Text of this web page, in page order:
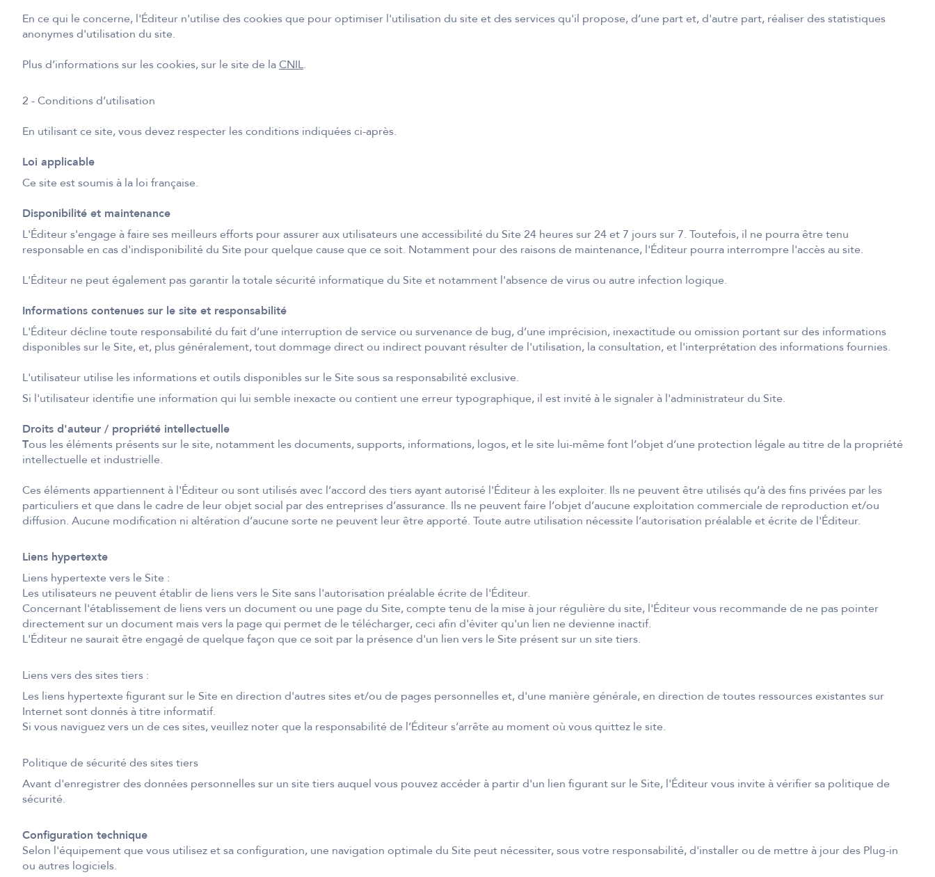
En ce qui le concerne, l'Éditeur n'utilise des cookies que pour optimiser l'utilisation du site et des services qu'il propose, d’une part et, d'autre part, réaliser des statistiques
anonymes d'utilisation du site.
Plus d’informations sur les cookies, sur le site de laCNIL.
2 - Conditions d’utilisation
En utilisant ce site, vous devez respecter les conditions indiquées ci-après.
Loi applicable
Ce site est soumis à la loi française.
Disponibilité et maintenance
L'Éditeur s'engage à faire ses meilleurs efforts pour assurer aux utilisateurs une accessibilité du Site 24 heures sur 24 et 7 jours sur 7. Toutefois, il ne pourra être tenu
responsable en cas d'indisponibilité du Site pour quelque cause que ce soit. Notamment pour des raisons de maintenance, l'Éditeur pourra interrompre l'accès au site.
L'Éditeur ne peut également pas garantir la totale sécurité informatique du Site et notamment l'absence de virus ou autre infection logique.
Informations contenues sur le site et responsabilité
L'Éditeur décline toute responsabilité du fait d’une interruption de service ou survenance de bug, d’une imprécision, inexactitude ou omission portant sur des informations
disponibles sur le Site, et, plus généralement, tout dommage direct ou indirect pouvant résulter de l'utilisation, la consultation, et l'interprétation des informations fournies.
L'utilisateur utilise les informations et outils disponibles sur le Site sous sa responsabilité exclusive.
Si l'utilisateur identifie une information qui lui semble inexacte ou contient une erreur typographique, il est invité à le signaler à l'administrateur du Site.
Droits d'auteur / propriété intellectuelle
Tous les éléments présents sur le site, notamment les documents, supports, informations, logos, et le site lui-même font l’objet d’une protection légale au titre de la propriété
intellectuelle et industrielle.
Ces éléments appartiennent à l'Éditeur ou sont utilisés avec l’accord des tiers ayant autorisé l'Éditeur à les exploiter. Ils ne peuvent être utilisés qu’à des fins privées par les
particuliers et que dans le cadre de leur objet social par des entreprises d’assurance. Ils ne peuvent faire l’objet d’aucune exploitation commerciale de reproduction et/ou
diffusion. Aucune modification ni altération d’aucune sorte ne peuvent leur être apporté. Toute autre utilisation nécessite l’autorisation préalable et écrite de l'Éditeur.
Liens hypertexte
Liens hypertexte vers le Site :
Les utilisateurs ne peuvent établir de liens vers le Site sans l'autorisation préalable écrite de l'Éditeur.
Concernant l'établissement de liens vers un document ou une page du Site, compte tenu de la mise à jour régulière du site, l'Éditeur vous recommande de ne pas pointer
directement sur un document mais vers la page qui permet de le télécharger, ceci afin d'éviter qu'un lien ne devienne inactif.
L'Éditeur ne saurait être engagé de quelque façon que ce soit par la présence d'un lien vers le Site présent sur un site tiers.
Liens vers des sites tiers :
Les liens hypertexte figurant sur le Site en direction d'autres sites et/ou de pages personnelles et, d'une manière générale, en direction de toutes ressources existantes sur
Internet sont donnés à titre informatif.
Si vous naviguez vers un de ces sites, veuillez noter que la responsabilité de l’Éditeur s’arrête au moment où vous quittez le site.
Politique de sécurité des sites tiers
Avant d'enregistrer des données personnelles sur un site tiers auquel vous pouvez accéder à partir d'un lien figurant sur le Site, l'Éditeur vous invite à vérifier sa politique de
sécurité.
Configuration technique
Selon l'équipement que vous utilisez et sa configuration, une navigation optimale du Site peut nécessiter, sous votre responsabilité, d'installer ou de mettre à jour des Plug-in
ou autres logiciels.